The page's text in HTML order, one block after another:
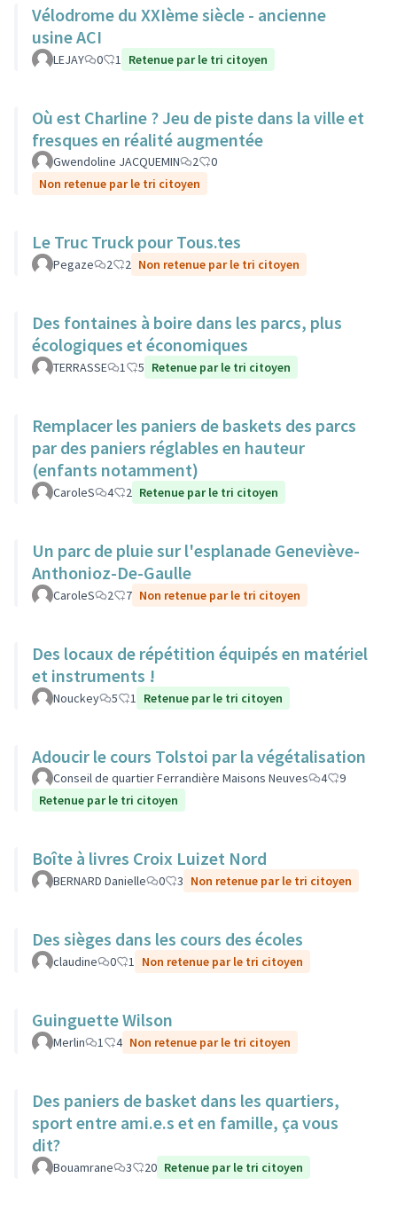
Vélodrome du XXIème siècle - ancienne
usine ACI
LEJAY 0 1 Retenue par le tri citoyen
Où est Charline ? Jeu de piste dans la ville et
fresques en réalité augmentée
Gwendoline JACQUEMIN 2
0
Non retenue par le tri citoyen
Le Truc Truck pour Tous.tes
Pegaze 2 2 Non retenue par le tri citoyen
Des fontaines à boire dans les parcs, plus
écologiques et économiques
TERRASSE 1 5 Retenue par le tri citoyen
Remplacer les paniers de baskets des parcs
par des paniers réglables en hauteur
(enfants notamment)
CaroleS 4 2 Retenue par le tri citoyen
Un parc de pluie sur l'esplanade Geneviève-
Anthonioz-De-Gaulle
CaroleS 2 7 Non retenue par le tri citoyen
Des locaux de répétition équipés en matériel
et instruments !
Nouckey 5 1 Retenue par le tri citoyen
Adoucir le cours Tolstoi par la végétalisation
Conseil de quartier Ferrandière Maisons Neuves 4
9
Retenue par le tri citoyen
Boîte à livres Croix Luizet Nord
BERNARD Danielle 0 3 Non retenue par le tri citoyen
Des sièges dans les cours des écoles
claudine 0 1 Non retenue par le tri citoyen
Guinguette Wilson
Merlin 1 4 Non retenue par le tri citoyen
Des paniers de basket dans les quartiers,
sport entre ami.e.s et en famille, ça vous
dit?
Bouamrane 3 20 Retenue par le tri citoyen